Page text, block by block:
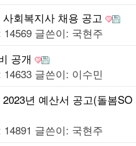
회복지사 채용 공고
14569 글쓴이: 국현주
공개
14633 글쓴이: 이수민
년 예산서 공고(돌봄SO
글쓴이: 국현주